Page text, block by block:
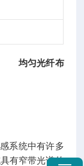
均匀光纤布
系统中有许多
有窄带光谱的